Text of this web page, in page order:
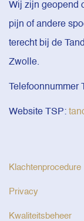
Wij zijn geopend
pijn of andere
terecht bij de
Zwolle.
Telefoonnummer
Website TSP:
Klachtenprocedure
Privacy
Kwaliteitsbeheer